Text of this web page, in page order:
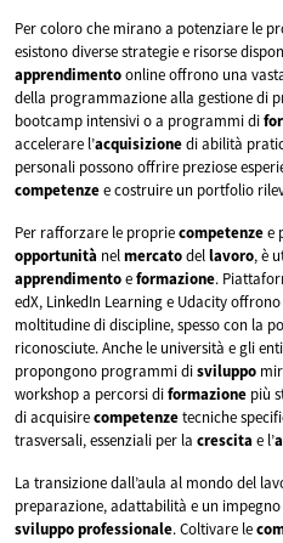
Per coloro che mirano a potenziare le
esistono diverse strategie e risorse
apprendimentoonline offrono una
della programmazione alla gestione di
bootcamp intensivi o a programmi di
accelerare l’acquisizionedi abilità
personali possono offrire preziose
competenzee costruire un portfolio
Per rafforzare le propriecompetenzee
opportunità nelmercatodellavoro, è
apprendimentoeformazione.
edX, LinkedIn Learning e Udacity
moltitudine di discipline, spesso con la
riconosciute. Anche le università e gli
propongono programmi disviluppo
workshop a percorsi diformazione più
di acquisirecompetenzetecniche
trasversali, essenziali per la crescita e l’
La transizione dall’aula al mondo del
preparazione, adattabilità e un impegno
sviluppoprofessionale. Coltivare le